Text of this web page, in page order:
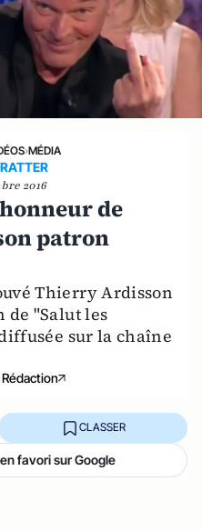
›MÉDIA
2016
de
patron
Thierry Ardisson
de "Salut les
sur la chaîne
CLASSER
favori sur Google